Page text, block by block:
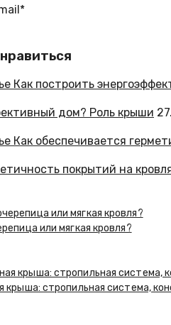
дом? Роль крыши
покрытий на
или мягкая кровля?
крыша: стропильная система,